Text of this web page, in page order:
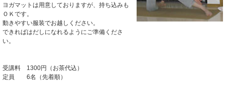
ヨガマットは用意しておりますが、持ち込みも
ＯＫです。
動きやすい服装でお越しください。
できればはだしになれるようにご準備くださ
い。
受講料 1300円（お茶代込）
定員 6名（先着順）